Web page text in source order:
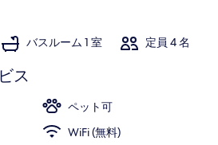
バスルーム 1 室 定員 4 名
ス
ペット可
WiFi (無料)